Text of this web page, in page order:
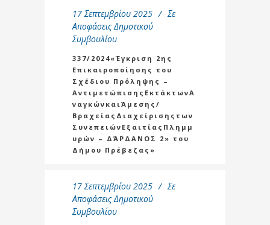
17 Σεπτεμβρίου 2025
Σε
Αποφάσεις Δημοτικού
Συμβουλίου
337/2024«Έγκριση 2ης
Επικαιροποίησης του
Σχέδιου Πρόληψης –
ΑντιμετώπισηςΕκτάκτωνΑ
ναγκώνκαιΆμεσης/
ΒραχείαςΔιαχείρισηςτων
ΣυνεπειώνΕξαιτίαςΠλημμ
υρών – ΔΆΡΔΑΝΟΣ 2» του
Δήμου Πρέβεζας»
17 Σεπτεμβρίου 2025
Σε
Αποφάσεις Δημοτικού
Συμβουλίου